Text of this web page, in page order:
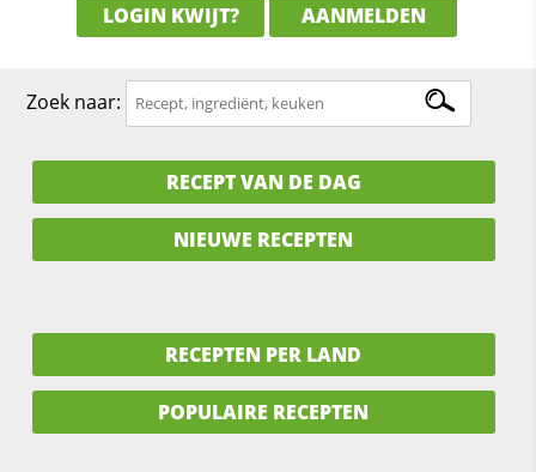
LOGIN KWIJT? AANMELDEN
Zoek naar:
RECEPT VAN DE DAG
NIEUWE RECEPTEN
RECEPTEN PER LAND
POPULAIRE RECEPTEN